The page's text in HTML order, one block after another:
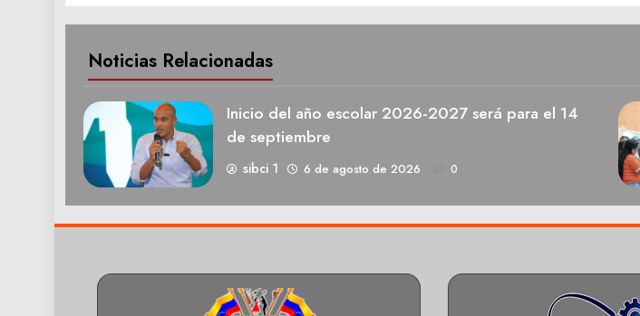
Noticias Relacionadas
Inicio del año escolar 2026-2027 será para el 14
de septiembre
sibci 1 6 de agosto de 2026 0